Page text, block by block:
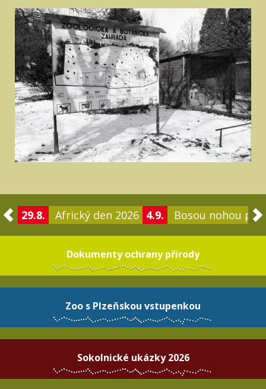
29.8. Africký den 2026 4.9. Bosou nohou po
Dokumenty ochrany přírody
Zoo s Plzeňskou vstupenkou
Sokolnické ukázky 2026